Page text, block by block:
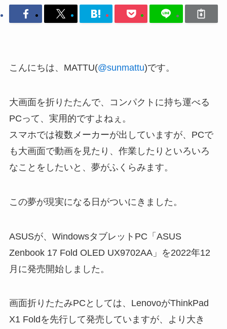
こんにちは、MATTU(@sunmattu)です。
大画面を折りたたんで、コンパクトに持ち運べる
PCって、実用的ですよねぇ。
スマホでは複数メーカーが出していますが、PCで
も大画面で動画を見たり、作業したりといろいろ
なことをしたいと、夢がふくらみます。
この夢が現実になる日がついにきました。
ASUSが、WindowsタブレットPC「ASUS
Zenbook 17 Fold OLED UX9702AA」を2022年12
月に発売開始しました。
画面折りたたみPCとしては、LenovoがThinkPad
X1 Foldを先行して発売していますが、より大き